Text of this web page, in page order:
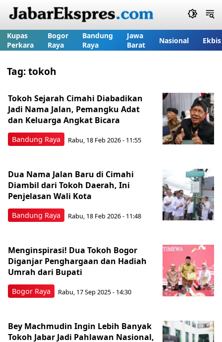
Kupas
Perkara
Bogor
Raya
Bandung
Raya
Jawa
Barat
Nasional Ekbis
Tag:tokoh
Bandung Raya
Tokoh Sejarah Cimahi Diabadikan
Jadi Nama Jalan, Pemangku Adat
dan Keluarga Angkat Bicara
Rabu, 18 Feb 2026 - 11:55
Bandung Raya
Dua Nama Jalan Baru di Cimahi
Diambil dari Tokoh Daerah, Ini
Penjelasan Wali Kota
Rabu, 18 Feb 2026 - 11:48
Bogor Raya
Menginspirasi! Dua Tokoh Bogor
Diganjar Penghargaan dan Hadiah
Umrah dari Bupati
Rabu, 17 Sep 2025 - 14:30
Bey Machmudin Ingin Lebih Banyak
Tokoh Jabar Jadi Pahlawan Nasional,